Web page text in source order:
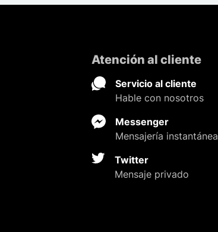
Atención al cliente
Servicio al cliente
Hable con nosotros
Messenger
Mensajería instantánea
Twitter
Mensaje privado